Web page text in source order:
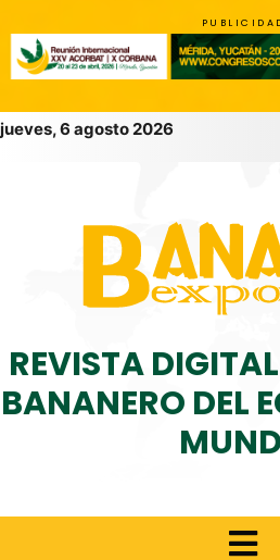
jueves, 6 agosto 2026
REVISTA
BANANERO DEL